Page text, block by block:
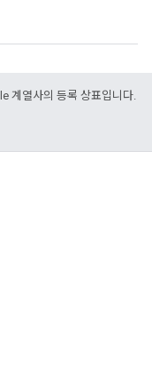
계열사의 등록 상표입니다.